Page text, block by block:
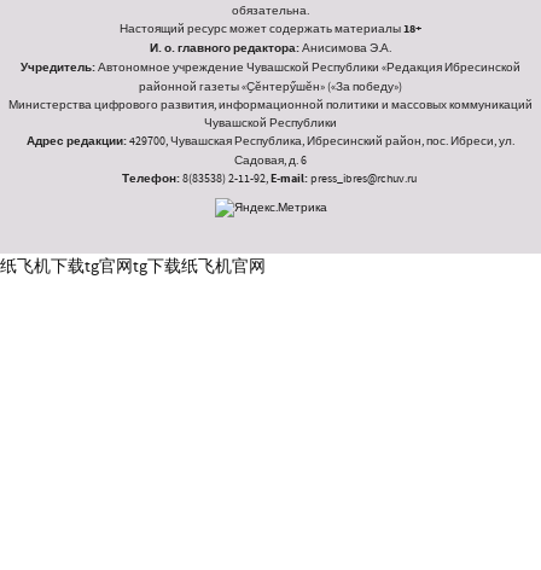
обязательна.
Настоящий ресурс может содержать материалы18+
И. о. главного редактора:Анисимова Э.А.
Учредитель:Автономное учреждение Чувашской Республики «Редакция Ибресинской
районной газеты «Ҫӗнтерӳшӗн» («За победу»)
Министерства цифрового развития, информационной политики и массовых коммуникаций
Чувашской Республики
Адрес редакции:429700, Чувашская Республика, Ибресинский район, пос. Ибреси, ул.
Садовая, д. 6
Телефон:8(83538) 2-11-92,E-mail:press_ibres@rchuv.ru
纸飞机下载tg官网tg下载纸飞机官网